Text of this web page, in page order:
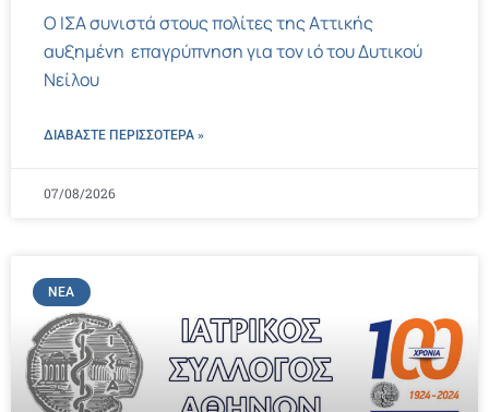
Ο ΙΣΑ συνιστά στους πολίτες της Αττικής
αυξημένη επαγρύπνηση για τον ιό του Δυτικού
Νείλου
ΔΙΑΒΑΣΤΕ ΠΕΡΙΣΣΌΤΕΡΑ »
07/08/2026
ΝΈΑ